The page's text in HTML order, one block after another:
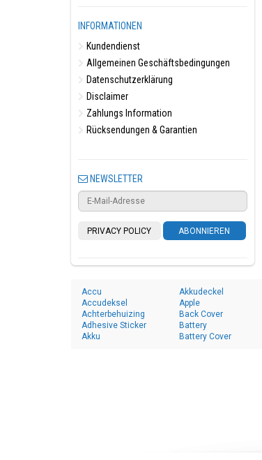
INFORMATIONEN
Kundendienst
Allgemeinen Geschäftsbedingungen
Datenschutzerklärung
Disclaimer
Zahlungs Information
Rücksendungen & Garantien
NEWSLETTER
PRIVACY POLICY ABONNIEREN
Accu
Accudeksel
Achterbehuizing
Adhesive Sticker
Akku
Akkudeckel
Apple
Back Cover
Battery
Battery Cover